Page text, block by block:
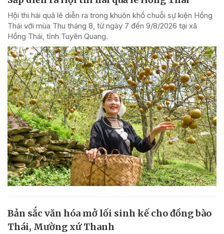
Hội thi hái quả lê diễn ra trong khuôn khổ chuỗi sự kiện Hồng
Thái với mùa Thu tháng 8, từ ngày 7 đến 9/8/2026 tại xã
Hồng Thái, tỉnh Tuyên Quang.
Bản sắc văn hóa mở lối sinh kế cho đồng bào
Thái, Mường xứ Thanh